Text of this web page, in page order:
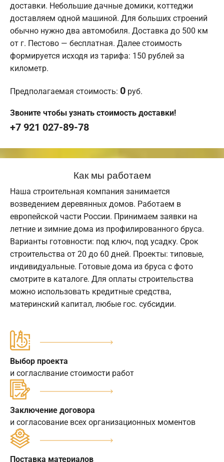
доставки. Небольшие дачные домики, коттеджи
доставляем одной машиной. Для больших строений
обычно нужно два автомобиля. Доставка до 500 км
от г. Пестово — бесплатная. Далее стоимость
формируется исходя из тарифа: 150 рублей за
километр.
Предполагаемая стоимость: 0 руб.
Звоните чтобы узнать стоимость доставки!
+7 921 027-89-78
Как мы работаем
Наша строительная компания занимается
возведением деревянных домов. Работаем в
европейской части России. Принимаем заявки на
летние и зимние дома из профилированного бруса.
Варианты готовности: под ключ, под усадку. Срок
строительства от 20 до 60 дней. Проекты: типовые,
индивидуальные. Готовые дома из бруса с фото
смотрите в каталоге. Для оплаты строительства
можно использовать кредитные средства,
материнский капитал, любые гос. субсидии.
Выбор проекта
и согласлвание стоимости работ
Заключение договора
и согласование всех организационных моментов
Поставка материалов